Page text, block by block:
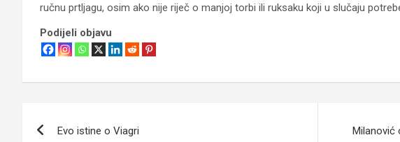
ručnu prtljagu, osim ako nije riječ o manjoj torbi ili ruksaku koji u slučaju
Podijeli objavu
Evo istine o Viagri Milanović